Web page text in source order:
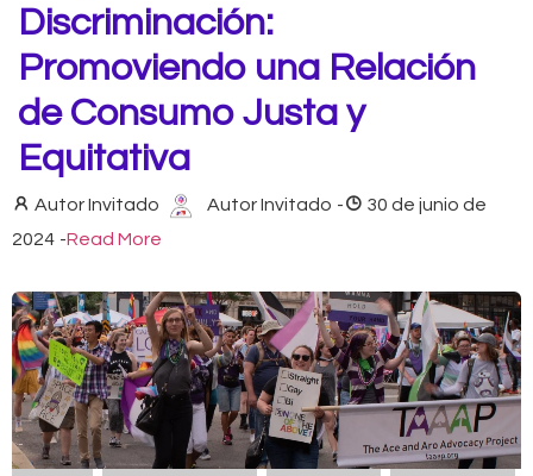
Discriminación:
Promoviendo una Relación
de Consumo Justa y
Equitativa
Autor Invitado Autor Invitado -
30 de junio de
2024 -Read More